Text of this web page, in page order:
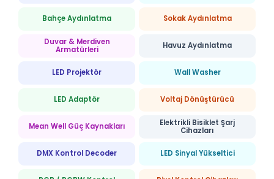
Bahçe Aydınlatma Sokak Aydınlatma
Duvar & Merdiven
Armatürleri
Havuz Aydınlatma
LED Projektör Wall Washer
LED Adaptör Voltaj Dönüştürücü
Mean Well Güç Kaynakları
Elektrikli Bisiklet Şarj
Cihazları
DMX Kontrol Decoder LED Sinyal Yükseltici